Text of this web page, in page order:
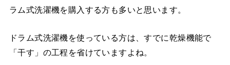
ラム式洗濯機を購入する方も多いと思います。
ドラム式洗濯機を使っている方は、すでに乾燥機能で
「干す」の工程を省けていますよね。